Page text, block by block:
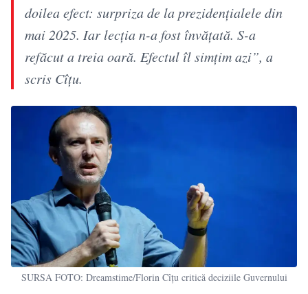
doilea efect: surpriza de la prezidențialele din
mai 2025. Iar lecția n-a fost învățată. S-a
refăcut a treia oară. Efectul îl simțim azi”, a
scris Cîțu.
SURSA FOTO: Dreamstime/Florin Cîțu critică deciziile Guvernului